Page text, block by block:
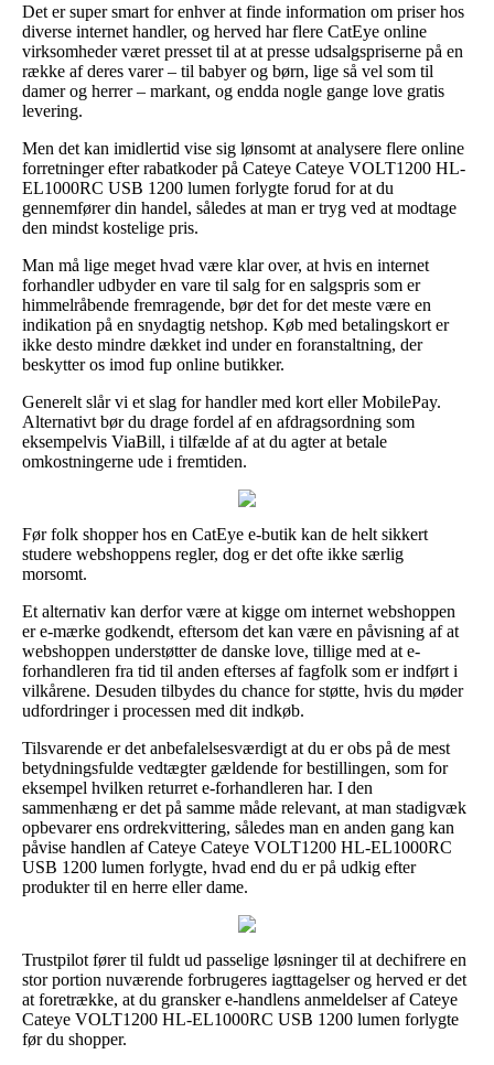
Det er super smart for enhver at finde information om priser hos
diverse internet handler, og herved har flere CatEye online
virksomheder været presset til at at presse udsalgspriserne på en
række af deres varer – til babyer og børn, lige så vel som til
damer og herrer – markant, og endda nogle gange love gratis
levering.
Men det kan imidlertid vise sig lønsomt at analysere flere online
forretninger efter rabatkoder på Cateye Cateye VOLT1200 HL-
EL1000RC USB 1200 lumen forlygte forud for at du
gennemfører din handel, således at man er tryg ved at modtage
den mindst kostelige pris.
Man må lige meget hvad være klar over, at hvis en internet
forhandler udbyder en vare til salg for en salgspris som er
himmelråbende fremragende, bør det for det meste være en
indikation på en snydagtig netshop. Køb med betalingskort er
ikke desto mindre dækket ind under en foranstaltning, der
beskytter os imod fup online butikker.
Generelt slår vi et slag for handler med kort eller MobilePay.
Alternativt bør du drage fordel af en afdragsordning som
eksempelvis ViaBill, i tilfælde af at du agter at betale
omkostningerne ude i fremtiden.
Før folk shopper hos en CatEye e-butik kan de helt sikkert
studere webshoppens regler, dog er det ofte ikke særlig
morsomt.
Et alternativ kan derfor være at kigge om internet webshoppen
er e-mærke godkendt, eftersom det kan være en påvisning af at
webshoppen understøtter de danske love, tillige med at e-
forhandleren fra tid til anden efterses af fagfolk som er indført i
vilkårene. Desuden tilbydes du chance for støtte, hvis du møder
udfordringer i processen med dit indkøb.
Tilsvarende er det anbefalelsesværdigt at du er obs på de mest
betydningsfulde vedtægter gældende for bestillingen, som for
eksempel hvilken returret e-forhandleren har. I den
sammenhæng er det på samme måde relevant, at man stadigvæk
opbevarer ens ordrekvittering, således man en anden gang kan
påvise handlen af Cateye Cateye VOLT1200 HL-EL1000RC
USB 1200 lumen forlygte, hvad end du er på udkig efter
produkter til en herre eller dame.
Trustpilot fører til fuldt ud passelige løsninger til at dechifrere en
stor portion nuværende forbrugeres iagttagelser og herved er det
at foretrække, at du gransker e-handlens anmeldelser af Cateye
Cateye VOLT1200 HL-EL1000RC USB 1200 lumen forlygte
før du shopper.